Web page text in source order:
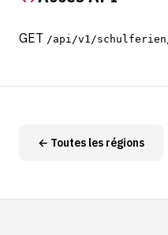
GET /api/v1/
← Toutes les régions